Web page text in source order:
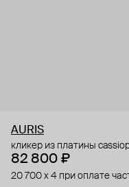
AURIS
кликер из платины
82 800 ₽
20 700 x 4 при оплате